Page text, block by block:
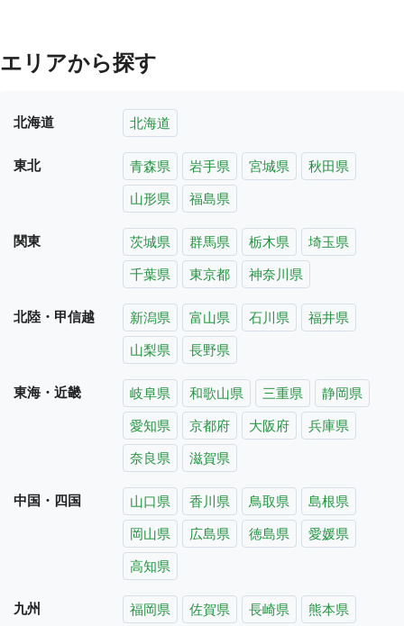
エリアから探す
北海道 北海道
東北 青森県 岩手県 宮城県
秋田県
山形県
福島県
関東 茨城県 群馬県 栃木県
埼玉県
千葉県
東京都 神奈川県
北陸・甲信越 新潟県 富山県 石川県
福井県
山梨県
長野県
東海・近畿 岐阜県 和歌山県 三重県
静岡県
愛知県
京都府 大阪府
兵庫県
奈良県
滋賀県
中国・四国 山口県 香川県 鳥取県
島根県
岡山県
広島県 徳島県
愛媛県
高知県
九州 福岡県 佐賀県 長崎県
熊本県